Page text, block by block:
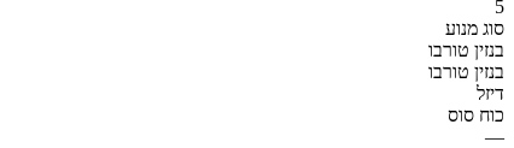
5
סוג מנוע
בנזין טורבו
בנזין טורבו
דיזל
כוח סוס
—